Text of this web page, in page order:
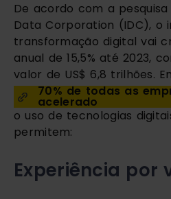
De acordo com a
Data Corporation (IDC), o
transformação digital vai
anual de 15,5% até 2023,
valor de US$ 6,8 trilhões.
70% de todas as
acelerado
o uso de tecnologias
permitem:
Experiência por